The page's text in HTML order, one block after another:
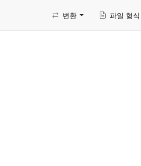
변환 파일 형식